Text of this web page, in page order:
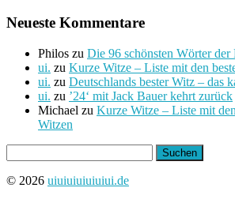
Neueste Kommentare
Philos zu Die 96 schönsten Wörter der
ui. zu Kurze Witze – Liste mit den
ui. zu Deutschlands bester Witz – das
ui. zu ’24‘ mit Jack Bauer kehrt zurück
Michael zu Kurze Witze – Liste mit
Witzen
nach:
© 2026 uiuiuiuiuiuiui.de